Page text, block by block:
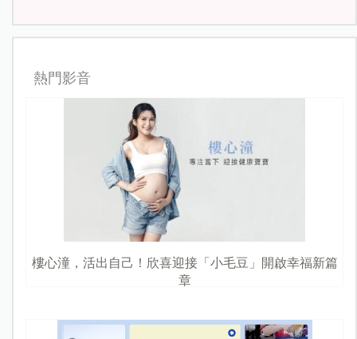
熱門影音
樓心潼，活出自己！欣喜迎接「小毛豆」開啟幸福新篇
章